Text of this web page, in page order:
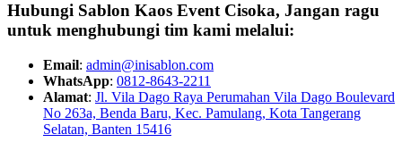
Hubungi Sablon Kaos Event Cisoka, Jangan ragu
untuk menghubungi tim kami melalui:
Email: admin@inisablon.com
WhatsApp: 0812-8643-2211
Alamat: Jl. Vila Dago Raya Perumahan Vila Dago Boulevard
No 263a, Benda Baru, Kec. Pamulang, Kota Tangerang
Selatan, Banten 15416